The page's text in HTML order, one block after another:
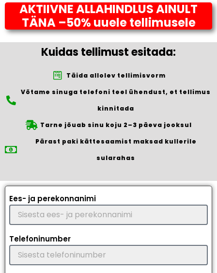
AKTIIVNE ALLAHINDLUS AINULT
TÄNA –50% uuele tellimusele
Kuidas tellimust esitada:
Täida allolev tellimisvorm
Võtame sinuga telefoni teel ühendust, et tellimus
kinnitada
Tarne jõuab sinu koju 2–3 päeva jooksul
Pärast paki kättesaamist maksad kullerile
sularahas
Ees- ja perekonnanimi
Telefoninumber